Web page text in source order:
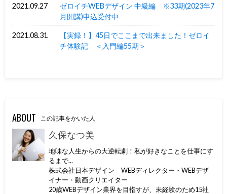
2021.09.27
ゼロイチWEBデザイン 中級編 ※33期(2023年7
月開講)申込受付中
2021.08.31
【実録！】45日でここまで出来ました！ゼロイ
チ体験記 ＜入門編55期＞
ABOUT この記事をかいた人
久保なつ美
地味な人生からの大逆転劇！私が好きなことを仕事にす
るまで...
株式会社日本デザイン WEBディレクター・WEBデザ
イナー・動画クリエイター
20歳WEBデザイン業界を目指すが、未経験のため15社